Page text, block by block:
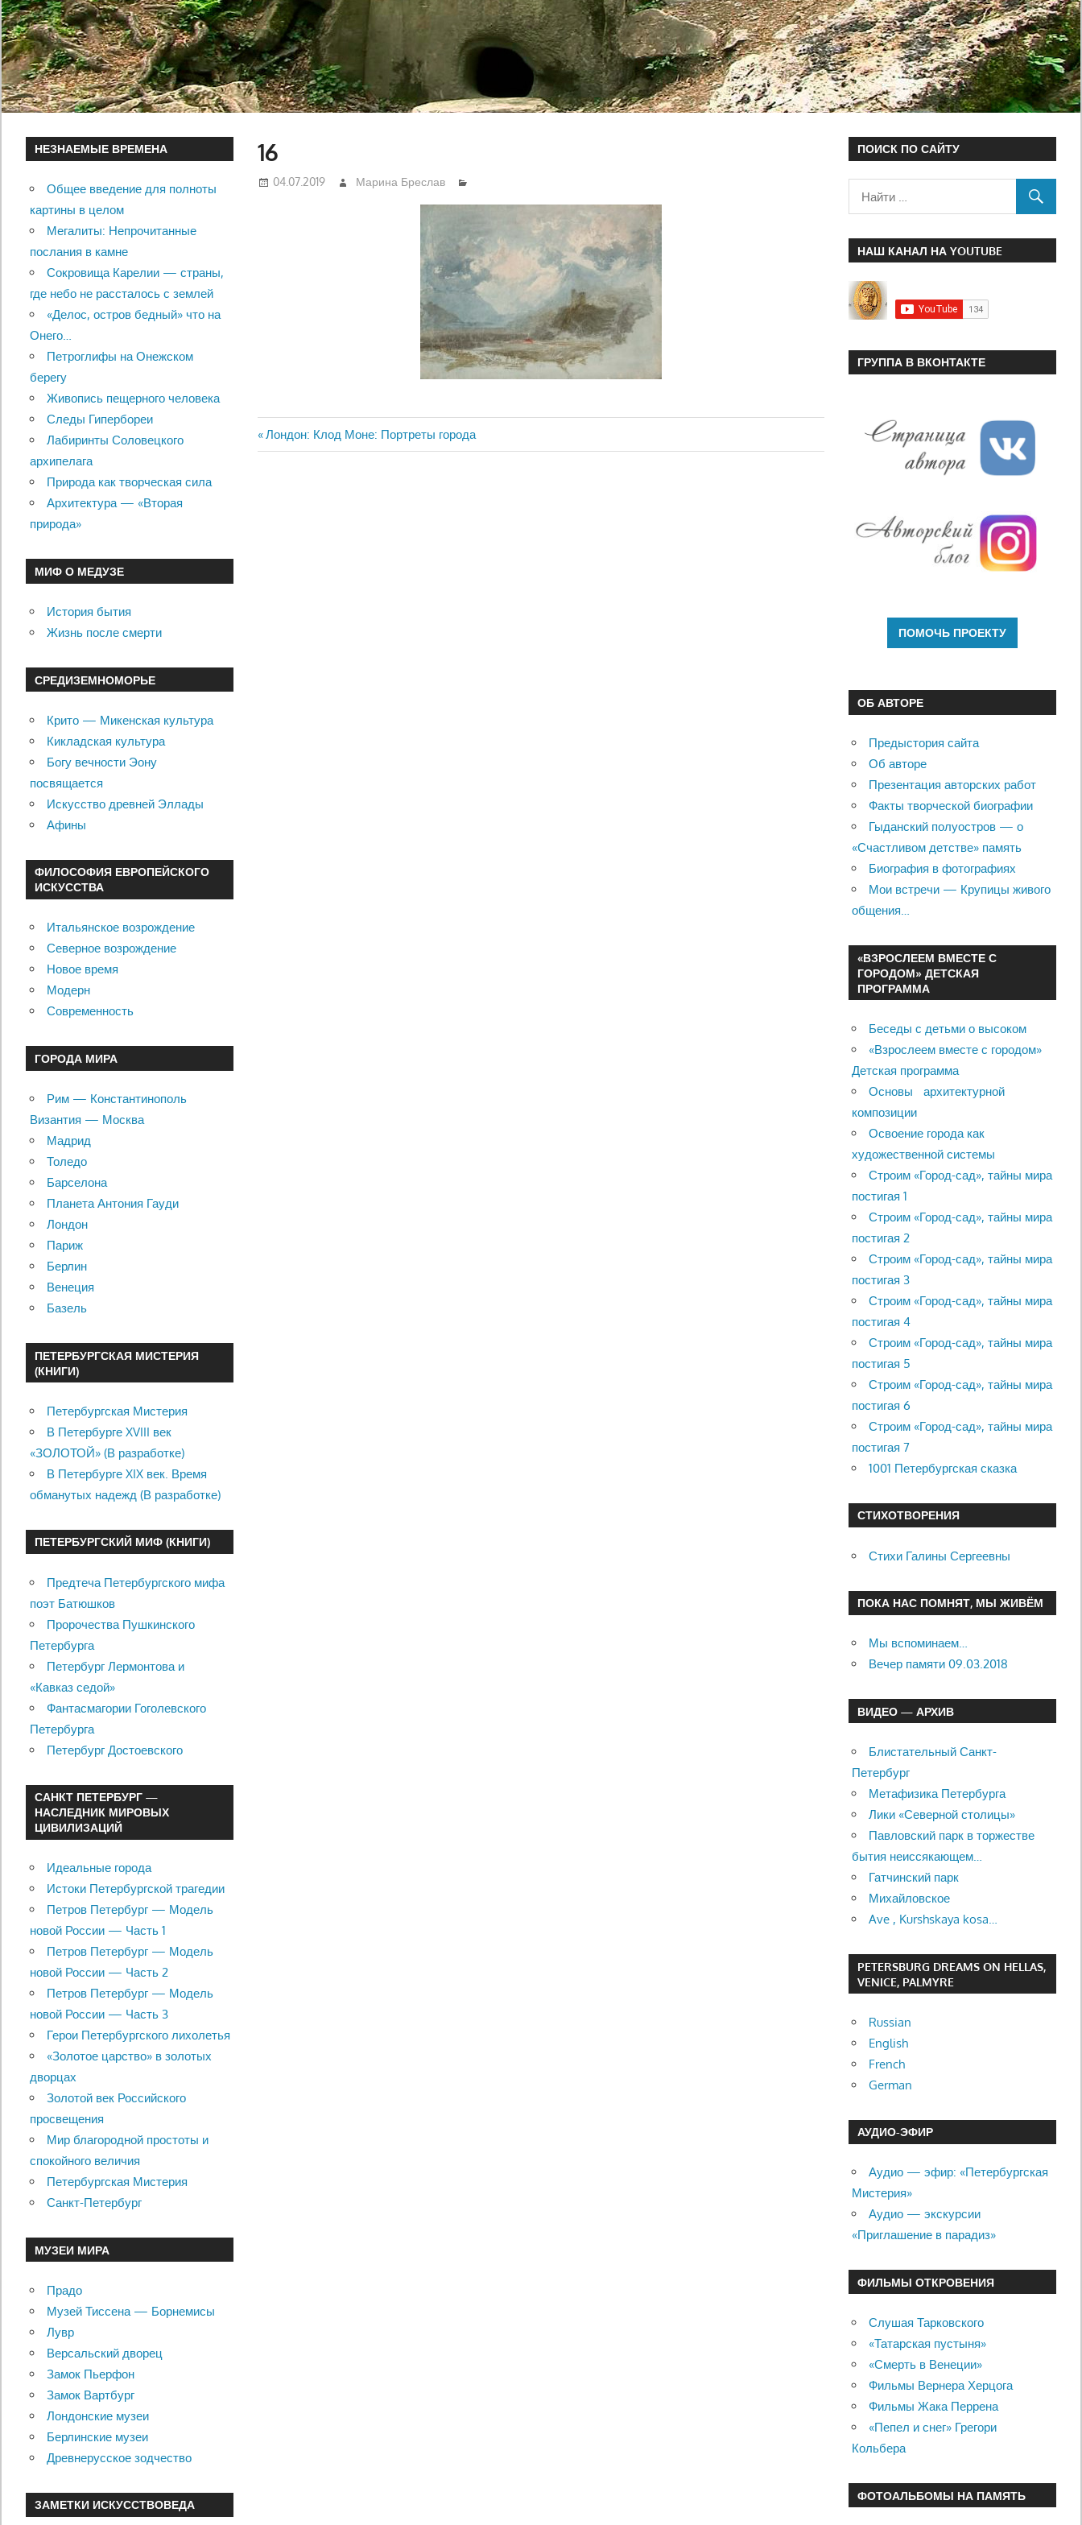
16
04.07.2019 Марина Бреслав
Навигация
Previous
Post:
Лондон: Клод Моне: Портреты города
НЕЗНАЕМЫЕ ВРЕМЕНА
Общее введение для полноты
картины в целом
Мегалиты: Непрочитанные
послания в камне
Сокровища Карелии — страны,
где небо не рассталось с землей
«Делос, остров бедный» что на
Онего…
Петроглифы на Онежском
берегу
Живопись пещерного человека
Следы Гипербореи
Лабиринты Соловецкого
архипелага
Природа как творческая сила
Архитектура — «Вторая
природа»
МИФ О МЕДУЗЕ
История бытия
Жизнь после смерти
СРЕДИЗЕМНОМОРЬЕ
Крито — Микенская культура
Кикладская культура
Богу вечности Эону
посвящается
Искусство древней Эллады
Афины
ФИЛОСОФИЯ ЕВРОПЕЙСКОГО
ИСКУССТВА
Итальянское возрождение
Северное возрождение
Новое время
Модерн
Современность
ГОРОДА МИРА
Рим — Константинополь
Византия — Москва
Мадрид
Толедо
Барселона
Планета Антония Гауди
Лондон
Париж
Берлин
Венеция
Базель
ПЕТЕРБУРГСКАЯ МИСТЕРИЯ
(КНИГИ)
Петербургская Мистерия
В Петербурге XVIII век
«ЗОЛОТОЙ» (В разработке)
В Петербурге XIX век. Время
обманутых надежд (В разработке)
ПЕТЕРБУРГСКИЙ МИФ (КНИГИ)
Предтеча Петербургского мифа
поэт Батюшков
Пророчества Пушкинского
Петербурга
Петербург Лермонтова и
«Кавказ седой»
Фантасмагории Гоголевского
Петербурга
Петербург Достоевского
САНКТ ПЕТЕРБУРГ —
НАСЛЕДНИК МИРОВЫХ
ЦИВИЛИЗАЦИЙ
Идеальные города
Истоки Петербургской трагедии
Петров Петербург — Модель
новой России — Часть 1
Петров Петербург — Модель
новой России — Часть 2
Петров Петербург — Модель
новой России — Часть 3
Герои Петербургского лихолетья
«Золотое царство» в золотых
дворцах
Золотой век Российского
просвещения
Мир благородной простоты и
спокойного величия
Петербургская Мистерия
Санкт-Петербург
МУЗЕИ МИРА
Прадо
Музей Тиссена — Борнемисы
Лувр
Версальский дворец
Замок Пьерфон
Замок Вартбург
Лондонские музеи
Берлинские музеи
Древнерусское зодчество
ЗАМЕТКИ ИСКУССТВОВЕДА
ПОИСК ПО САЙТУ
НАШ КАНАЛ НА YOUTUBE
ГРУППА В ВКОНТАКТЕ
ОБ АВТОРЕ
Предыстория сайта
Об авторе
Презентация авторских работ
Факты творческой биографии
Гыданский полуостров — о
«Счастливом детстве» память
Биография в фотографиях
Мои встречи — Крупицы живого
общения…
«ВЗРОСЛЕЕМ ВМЕСТЕ С
ГОРОДОМ» ДЕТСКАЯ
ПРОГРАММА
Беседы с детьми о высоком
«Взрослеем вместе с городом»
Детская программа
Основы архитектурной
композиции
Освоение города как
художественной системы
Строим «Город-сад», тайны мира
постигая 1
Строим «Город-сад», тайны мира
постигая 2
Строим «Город-сад», тайны мира
постигая 3
Строим «Город-сад», тайны мира
постигая 4
Строим «Город-сад», тайны мира
постигая 5
Строим «Город-сад», тайны мира
постигая 6
Строим «Город-сад», тайны мира
постигая 7
1001 Петербургская сказка
СТИХОТВОРЕНИЯ
Стихи Галины Сергеевны
ПОКА НАС ПОМНЯТ, МЫ ЖИВЁМ
Мы вспоминаем…
Вечер памяти 09.03.2018
ВИДЕО — АРХИВ
Блистательный Санкт-
Петербург
Метафизика Петербурга
Лики «Северной столицы»
Павловский парк в торжестве
бытия неиссякающем…
Гатчинский парк
Михайловское
Ave , Kurshskaya kosa…
PETERSBURG DREAMS ON HELLAS,
VENICE, PALMYRE
Russian
English
French
German
АУДИО-ЭФИР
Аудио — эфир: «Петербургская
Мистерия»
Аудио — экскурсии
«Приглашение в парадиз»
ФИЛЬМЫ ОТКРОВЕНИЯ
Слушая Тарковского
«Татарская пустыня»
«Смерть в Венеции»
Фильмы Вернера Херцога
Фильмы Жака Перрена
«Пепел и снег» Грегори
Кольбера
ФОТОАЛЬБОМЫ НА ПАМЯТЬ